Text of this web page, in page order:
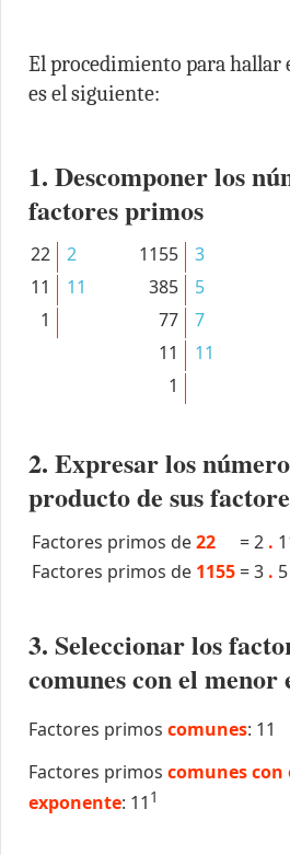
El procedimiento para hallar
es el siguiente:
1. Descomponer los
factores primos
22
2
11
11
1
1155
3
385
5
77
7
11
11
1
2. Expresar los
producto de sus
Factores primos de22 =2 .
Factores primos de 1155 =3 . 5
3. Seleccionar los
comunes con el menor
Factores primos comunes: 11
Factores primos comunes con
exponente: 11 1